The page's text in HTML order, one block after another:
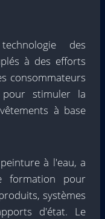
des
à des efforts
consommateurs
stimuler la
à base
à l'eau, a
formation pour
systèmes
d'état. Le